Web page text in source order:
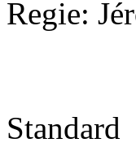
Regie:
Standard